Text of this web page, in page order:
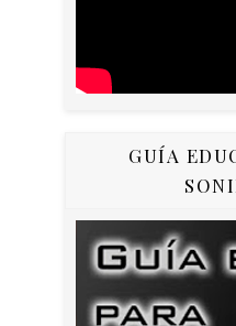
GUÍA